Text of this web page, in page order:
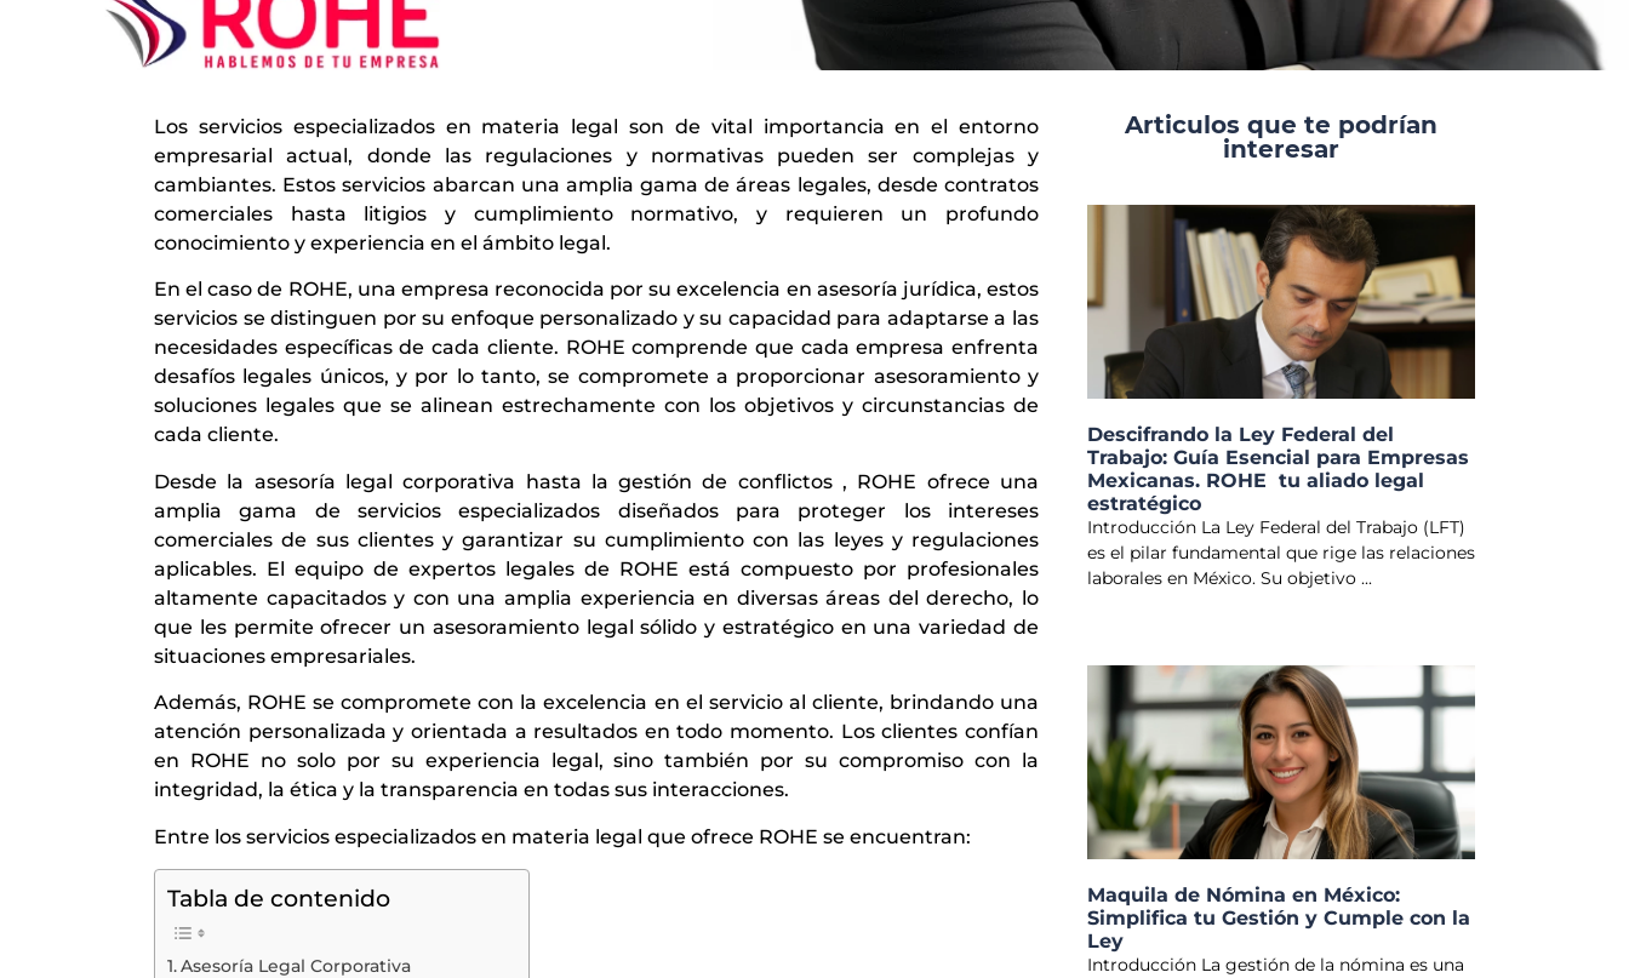
Los servicios especializados en materia legal son de vital importancia en el entorno
empresarial actual, donde las regulaciones y normativas pueden ser complejas y
cambiantes. Estos servicios abarcan una amplia gama de áreas legales, desde contratos
comerciales hasta litigios y cumplimiento normativo, y requieren un profundo
conocimiento y experiencia en el ámbito legal.
En el caso de ROHE, una empresa reconocida por su excelencia en asesoría jurídica, estos
servicios se distinguen por su enfoque personalizado y su capacidad para adaptarse a las
necesidades específicas de cada cliente. ROHE comprende que cada empresa enfrenta
desafíos legales únicos, y por lo tanto, se compromete a proporcionar asesoramiento y
soluciones legales que se alinean estrechamente con los objetivos y circunstancias de
cada cliente.
Desde la asesoría legal corporativa hasta la gestión de conflictos , ROHE ofrece una
amplia gama de servicios especializados diseñados para proteger los intereses
comerciales de sus clientes y garantizar su cumplimiento con las leyes y regulaciones
aplicables. El equipo de expertos legales de ROHE está compuesto por profesionales
altamente capacitados y con una amplia experiencia en diversas áreas del derecho, lo
que les permite ofrecer un asesoramiento legal sólido y estratégico en una variedad de
situaciones empresariales.
Además, ROHE se compromete con la excelencia en el servicio al cliente, brindando una
atención personalizada y orientada a resultados en todo momento. Los clientes confían
en ROHE no solo por su experiencia legal, sino también por su compromiso con la
integridad, la ética y la transparencia en todas sus interacciones.
Entre los servicios especializados en materia legal que ofrece ROHE se encuentran:
Tabla de contenido
Asesoría Legal Corporativa
Articulos que te podrían
interesar
Descifrando la Ley Federal del
Trabajo: Guía Esencial para Empresas
Mexicanas. ROHE tu aliado legal
estratégico
Introducción La Ley Federal del Trabajo (LFT)
es el pilar fundamental que rige las relaciones
laborales en México. Su objetivo
Maquila de Nómina en México:
Simplifica tu Gestión y Cumple con la
Ley
Introducción La gestión de la nómina es una